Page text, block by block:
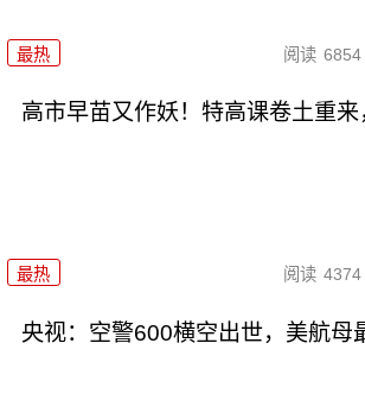
最热 阅读 6854
高市早苗又作妖！特高课卷土重
最热 阅读 4374
央视：空警600横空出世，美航母